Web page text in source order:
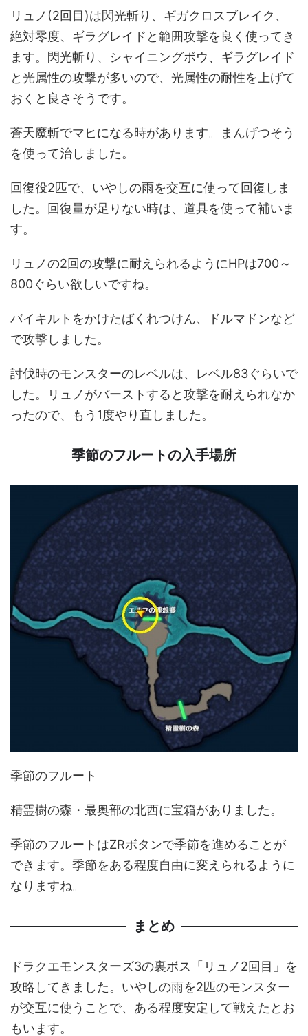
リュノ(2回目)は閃光斬り、ギガクロスブレイク、
絶対零度、ギラグレイドと範囲攻撃を良く使ってき
ます。閃光斬り、シャイニングボウ、ギラグレイド
と光属性の攻撃が多いので、光属性の耐性を上げて
おくと良さそうです。
蒼天魔斬でマヒになる時があります。まんげつそう
を使って治しました。
回復役2匹で、いやしの雨を交互に使って回復しま
した。回復量が足りない時は、道具を使って補いま
す。
リュノの2回の攻撃に耐えられるようにHPは700～
800ぐらい欲しいですね。
バイキルトをかけたばくれつけん、ドルマドンなど
で攻撃しました。
討伐時のモンスターのレベルは、レベル83ぐらいで
した。リュノがバーストすると攻撃を耐えられなか
ったので、もう1度やり直しました。
季節のフルートの入手場所
季節のフルート
精霊樹の森・最奥部の北西に宝箱がありました。
季節のフルートはZRボタンで季節を進めることが
できます。季節をある程度自由に変えられるように
なりますね。
まとめ
ドラクエモンスターズ3の裏ボス「リュノ2回目」を
攻略してきました。いやしの雨を2匹のモンスター
が交互に使うことで、ある程度安定して戦えたとお
もいます。